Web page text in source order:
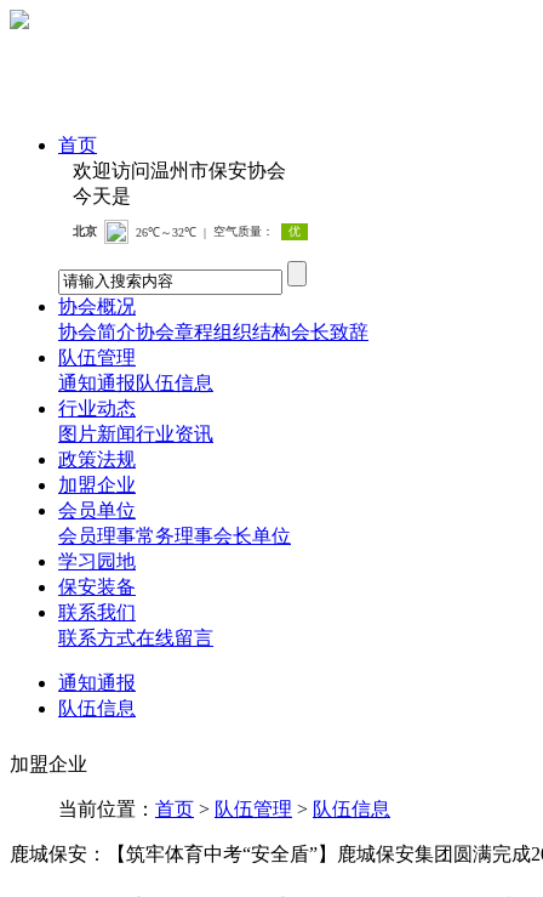
首页
欢迎访问温州市保安协会
今天是
协会概况
协会简介协会章程组织结构会长致辞
队伍管理
通知通报队伍信息
行业动态
图片新闻行业资讯
政策法规
加盟企业
会员单位
会员理事常务理事会长单位
学习园地
保安装备
联系我们
联系方式在线留言
通知通报
队伍信息
加盟企业
当前位置： 首页 > 队伍管理 > 队伍信息
鹿城保安：【筑牢体育中考“安全盾”】鹿城保安集团圆满完